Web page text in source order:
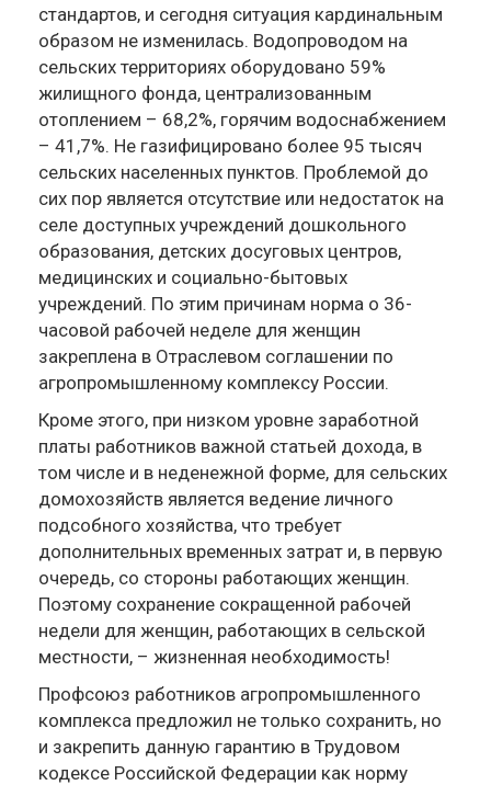
стандартов, и сегодня ситуация кардинальным
образом не изменилась. Водопроводом на
сельских территориях оборудовано 59%
жилищного фонда, централизованным
отоплением – 68,2%, горячим водоснабжением
– 41,7%. Не газифицировано более 95 тысяч
сельских населенных пунктов. Проблемой до
сих пор является отсутствие или недостаток на
селе доступных учреждений дошкольного
образования, детских досуговых центров,
медицинских и социально-бытовых
учреждений. По этим причинам норма о 36-
часовой рабочей неделе для женщин
закреплена в Отраслевом соглашении по
агропромышленному комплексу России.
Кроме этого, при низком уровне заработной
платы работников важной статьей дохода, в
том числе и в неденежной форме, для сельских
домохозяйств является ведение личного
подсобного хозяйства, что требует
дополнительных временных затрат и, в первую
очередь, со стороны работающих женщин.
Поэтому сохранение сокращенной рабочей
недели для женщин, работающих в сельской
местности, – жизненная необходимость!
Профсоюз работников агропромышленного
комплекса предложил не только сохранить, но
и закрепить данную гарантию в Трудовом
кодексе Российской Федерации как норму